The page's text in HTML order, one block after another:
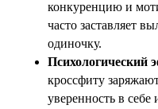
конкуренцию и
часто заставляет
одиночку.
Психологический
кроссфиту
уверенность в себе